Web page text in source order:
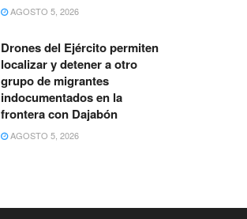
AGOSTO 5, 2026
Drones del Ejército permiten
localizar y detener a otro
grupo de migrantes
indocumentados en la
frontera con Dajabón
AGOSTO 5, 2026